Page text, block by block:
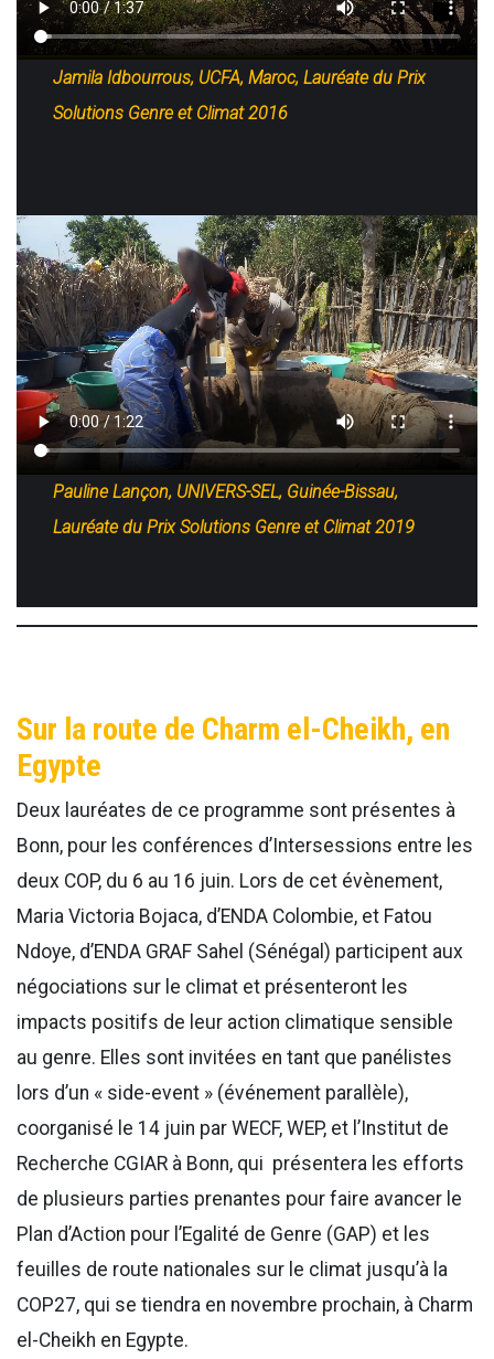
Jamila Idbourrous, UCFA, Maroc, Lauréate du Prix
Solutions Genre et Climat 2016
Pauline Lançon, UNIVERS-SEL, Guinée-Bissau,
Lauréate du Prix Solutions Genre et Climat 2019
Sur la route de Charm el-Cheikh, en
Egypte
Deux lauréates de ce programme sont présentes à
Bonn, pour les conférences d’Intersessions entre les
deux COP, du 6 au 16 juin. Lors de cet évènement,
Maria Victoria Bojaca, d’ENDA Colombie, et Fatou
Ndoye, d’ENDA GRAF Sahel (Sénégal) participent aux
négociations sur le climat et présenteront les
impacts positifs de leur action climatique sensible
au genre. Elles sont invitées en tant que panélistes
lors d’un « side-event » (événement parallèle),
coorganisé le 14 juin par WECF, WEP, et l’Institut de
Recherche CGIAR à Bonn, qui présentera les efforts
de plusieurs parties prenantes pour faire avancer le
Plan d’Action pour l’Egalité de Genre (GAP) et les
feuilles de route nationales sur le climat jusqu’à la
COP27, qui se tiendra en novembre prochain, à Charm
el-Cheikh en Egypte.